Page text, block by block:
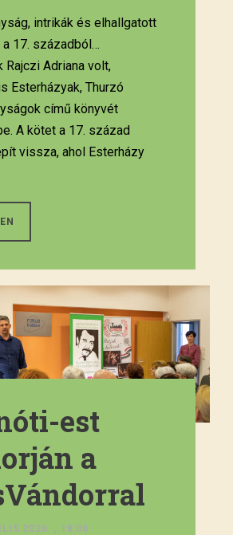
intrikák és elhallgatott
17. századból…
Rajczi Adriana volt,
Esterházyak, Thurzó
című könyvét
A kötet a 17. század
vissza, ahol Esterházy
est
a
2026. , 18:00